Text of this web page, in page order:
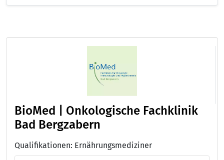
BioMed | Onkologische Fachklinik
Bad Bergzabern
Qualifikationen: Ernährungsmediziner